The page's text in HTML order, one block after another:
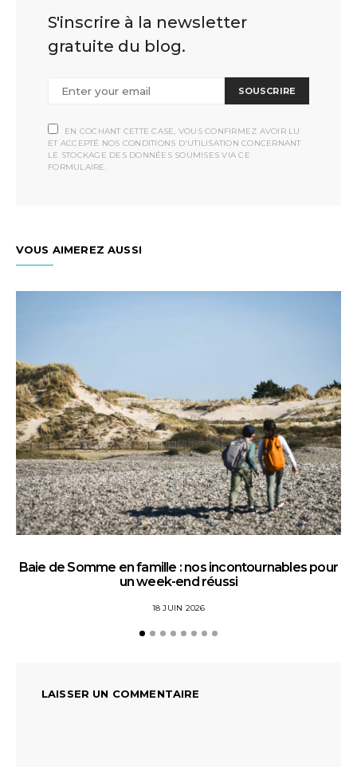
S'inscrire à la newsletter
gratuite du blog.
SOUSCRIRE
EN COCHANT CETTE CASE, VOUS CONFIRMEZ AVOIR LU
ET ACCEPTÉ NOS CONDITIONS D'UTILISATION CONCERNANT
LE STOCKAGE DES DONNÉES SOUMISES VIA CE
FORMULAIRE.
VOUS AIMEREZ AUSSI
Baie de Somme en famille : nos incontournables pour
un week-end réussi
18 JUIN 2026
LAISSER UN COMMENTAIRE